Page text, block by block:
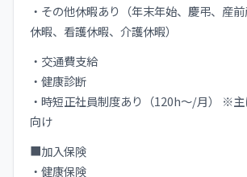
・その他休暇あり（年末年始、慶弔、産
休暇、看護休暇、介護休暇）
・交通費支給
・健康診断
・時短正社員制度あり（120h〜/月） ※
向け
■加入保険
・健康保険